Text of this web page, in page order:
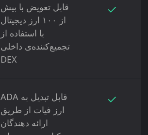
قابل تعویض با بیش
از ۱۰۰ ارز دیجیتال
با استفاده از
تجمیع‌کننده‌ی داخلی
DEX
✓
ADA قابل تبدیل به
ارز فیات از طریق
ارائه دهندگان
✓